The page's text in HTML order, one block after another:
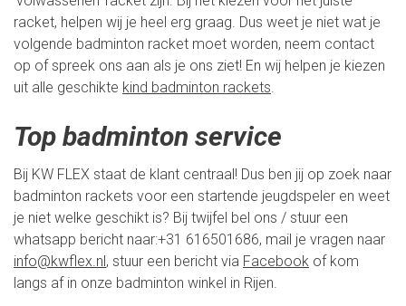
racket, helpen wij je heel erg graag. Dus weet je niet wat je
volgende badminton racket moet worden, neem contact
op of spreek ons aan als je ons ziet! En wij helpen je kiezen
uit alle geschikte kind badminton rackets.
Top badminton service
Bij KW FLEX staat de klant centraal! Dus ben jij op zoek naar
badminton rackets voor een startende jeugdspeler en weet
je niet welke geschikt is? Bij twijfel bel ons / stuur een
whatsapp bericht naar:+31 616501686, mail je vragen naar
info@kwflex.nl, stuur een bericht via Facebook of kom
langs af in onze badminton winkel in Rijen.